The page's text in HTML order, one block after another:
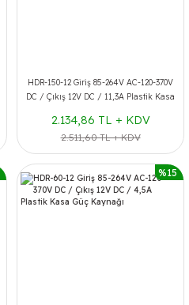
HDR-150-12 Giriş 85-264V AC-120-370V
DC / Çıkış 12V DC / 11,3A Plastik Kasa
2.134,86 TL + KDV
2.511,60 TL + KDV
%15